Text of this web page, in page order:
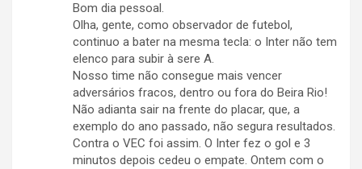
Bom dia pessoal.
Olha, gente, como observador de futebol,
continuo a bater na mesma tecla: o Inter não tem
elenco para subir à sere A.
Nosso time não consegue mais vencer
adversários fracos, dentro ou fora do Beira Rio!
Não adianta sair na frente do placar, que, a
exemplo do ano passado, não segura resultados.
Contra o VEC foi assim. O Inter fez o gol e 3
minutos depois cedeu o empate. Ontem com o